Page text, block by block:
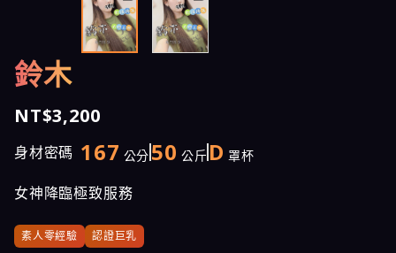
鈴木
NT$3,200
身材密碼 167 公分 50 公斤 D 罩杯
女神降臨極致服務
素人零經驗 認證巨乳